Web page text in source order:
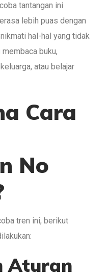
tantangan ini
lebih puas dengan
hal-hal yang tidak
buku,
atau belajar
Cara
No
tren ini, berikut
Aturan